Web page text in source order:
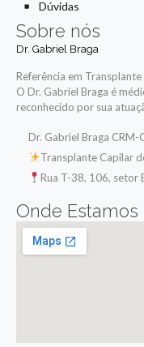
Dúvidas
Sobre nós
Dr. Gabriel Braga
Referência em
O Dr. Gabriel Braga é
reconhecido por sua
Dr. Gabriel Braga
Transplante Capilar
Rua T-38, 106, setor
Onde Estamos